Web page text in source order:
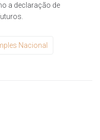
a declaração de
Nacional